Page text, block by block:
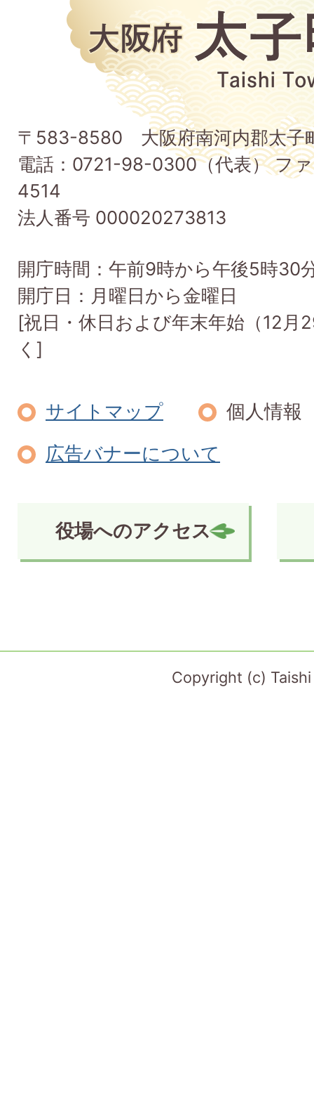
町
Taishi
Town
〒583-8580 大阪府南河内郡太子
電話：0721-98-0300（代表） フ
4514
法人番号 000020273813
開庁時間：午前9時から午後5時30
開庁日：月曜日から金曜日
[祝日・休日および年末年始（12月
く]
サイトマップ
個人情報
広告バナーについて
役場へのアクセス
Copyright (c)